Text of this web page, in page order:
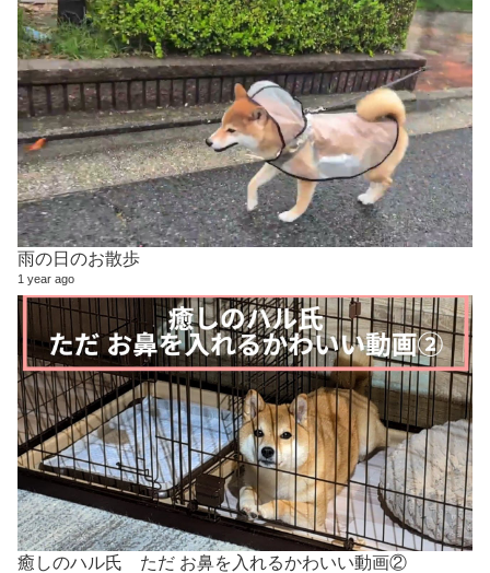
雨の日のお散歩
1 year ago
癒しのハル氏 ただ お鼻を入れるかわいい動画②